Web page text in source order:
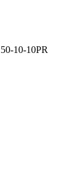
10-10PR